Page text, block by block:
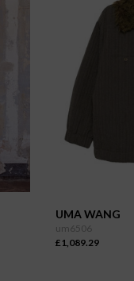
UMA WANG
um6506
£1,089.29